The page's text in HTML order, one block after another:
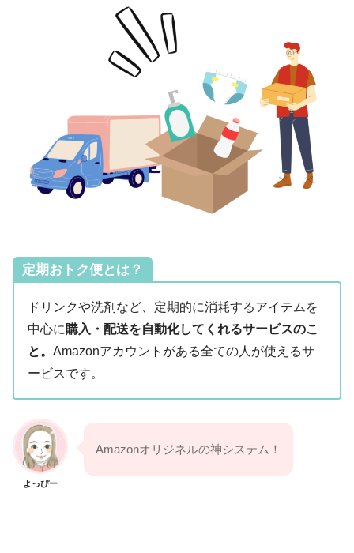
定期おトク便とは？
ドリンクや洗剤など、定期的に消耗するアイテムを
中心に購入・配送を自動化してくれるサービスのこ
と。Amazonアカウントがある全ての人が使えるサ
ービスです。
よっぴー
Amazonオリジネルの神システム！